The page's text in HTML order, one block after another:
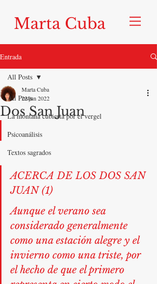
Marta Cuba
Entrada
All Posts
La montaña cubierta por el vergel
Psicoanálisis
Textos sagrados
All Posts
Dos San Juan
Marta Cuba
22 jun 2022
ACERCA DE LOS DOS SAN
JUAN (1)
Aunque el verano sea
considerado generalmente
como una estación alegre y el
invierno como una triste, por
el hecho de que el primero